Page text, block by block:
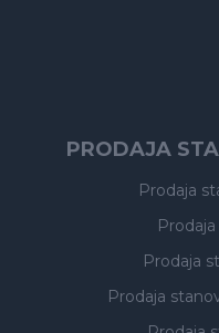
PRODAJA
Prodaja
Prodaja
Prodaja